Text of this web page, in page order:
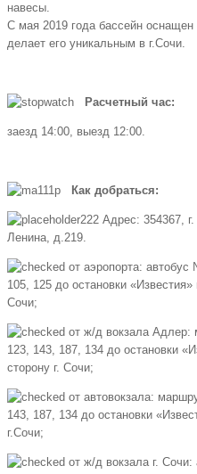
навесы.
С мая 2019 года бассейн
делает его уникальным в г.Сочи.
Расчетный час:
заезд 14:00, выезд 12:00.
Как добраться:
Адрес: 354367,
Ленина, д.219.
от аэропорта:
105, 125 до остановки
Сочи;
от ж/д вокзала Адлер:
123, 143, 187, 134 до остановки
сторону г. Сочи;
от автовокзала:
143, 187, 134 до остановки
г.Сочи;
от ж/д вокзала г.